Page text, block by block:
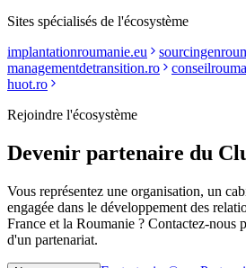
Sites spécialisés de l'écosystème
implantationroumanie.eu
managementdetransition.ro
huot.ro
Rejoindre l'écosystème
Devenir partenaire du
Vous représentez une organisation, un
engagée dans le développement des
France et la Roumanie ? Contactez-nous
d'un partenariat.